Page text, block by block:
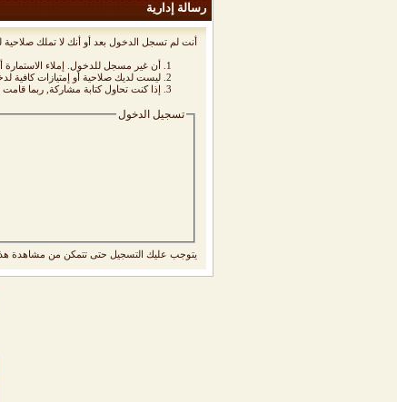
رسالة إدارية
أنت لم تسجل الدخول بعد أو أنك لا تملك
أن غير مسجل للدخول. إملاء
ليست لديك صلاحية أو إمتيازات
إذا كنت تحاول كتابة مشاركة, ربما
تسجيل الدخول
يتوجب عليك التسجيل حتى تتمكن من مشاهدة